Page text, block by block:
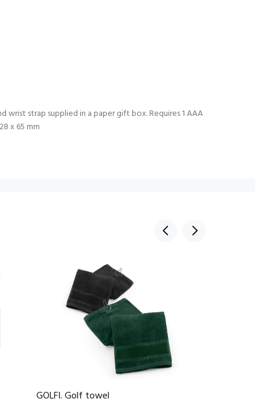
wrist strap supplied in a paper gift box. Requires 1 AAA
x 65 mm
GOLFI. Golf towel